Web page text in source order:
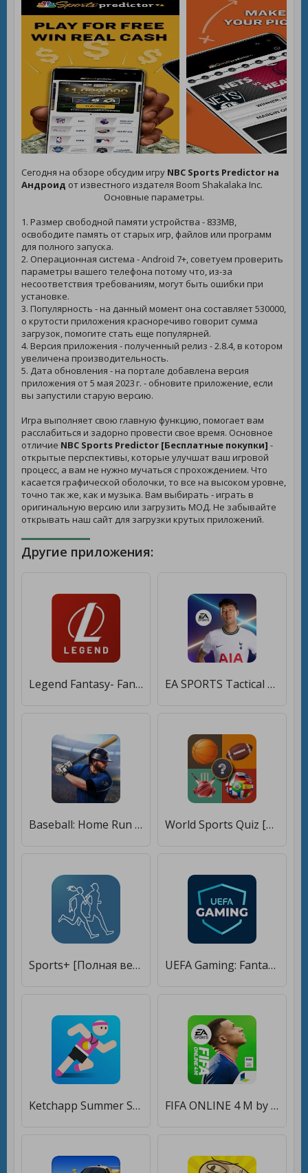
Сегодня на обзоре обсудим игру NBC Sports Predictor на
Андроид от известного издателя Boom Shakalaka Inc.
Основные параметры.
1. Размер свободной памяти устройства - 833MB,
освободите память от старых игр, файлов или программ
для полного запуска.
2. Операционная система - Android 7+, советуем проверить
параметры вашего телефона потому что, из-за
несоответствия требованиям, могут быть ошибки при
установке.
3. Популярность - на данный момент она составляет 530000,
о крутости приложения красноречиво говорит сумма
загрузок, помогите стать еще популярней.
4. Версия приложения - полученный релиз - 2.8.4, в котором
увеличена производительность.
5. Дата обновления - на портале добавлена версия
приложения от 5 мая 2023 г. - обновите приложение, если
вы запустили старую версию.
Игра выполняет свою главную функцию, помогает вам
расслабиться и задорно провести свое время. Основное
отличие NBC Sports Predictor [Бесплатные покупки] -
открытые перспективы, которые улучшат ваш игровой
процесс, а вам не нужно мучаться с прохождением. Что
касается графической оболочки, то все на высоком уровне,
точно так же, как и музыка. Вам выбирать - играть в
оригинальную версию или загрузить МОД. Не забывайте
открывать наш сайт для загрузки крутых приложений.
Другие приложения:
Legend Fantasy- Fantasy sports [Много монет] EA SPORTS Tactical Football [Много денег]
Baseball: Home Run Sports Game [Бесплатные покупки] World Sports Quiz [Много денег]
Sports+ [Полная версия] UEFA Gaming: Fantasy, Predictor и другие игры [Бесплатные покупки]
Ketchapp Summer Sports [Мод меню] FIFA ONLINE 4 M by EA SPORTS™ [Мод меню]